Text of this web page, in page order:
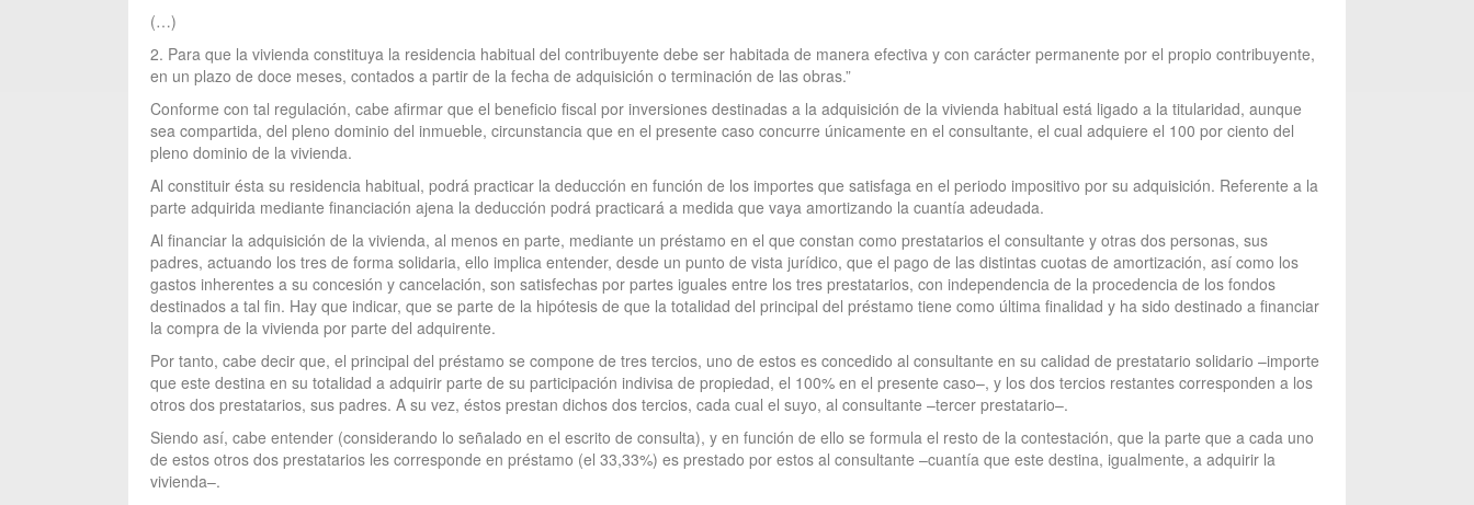
(…)
2. Para que la vivienda constituya la residencia habitual del contribuyente debe ser habitada de manera efectiva y con carácter permanente por el propio contribuyente,
en un plazo de doce meses, contados a partir de la fecha de adquisición o terminación de las obras.”
Conforme con tal regulación, cabe afirmar que el beneficio fiscal por inversiones destinadas a la adquisición de la vivienda habitual está ligado a la titularidad, aunque
sea compartida, del pleno dominio del inmueble, circunstancia que en el presente caso concurre únicamente en el consultante, el cual adquiere el 100 por ciento del
pleno dominio de la vivienda.
Al constituir ésta su residencia habitual, podrá practicar la deducción en función de los importes que satisfaga en el periodo impositivo por su adquisición. Referente a la
parte adquirida mediante financiación ajena la deducción podrá practicará a medida que vaya amortizando la cuantía adeudada.
Al financiar la adquisición de la vivienda, al menos en parte, mediante un préstamo en el que constan como prestatarios el consultante y otras dos personas, sus
padres, actuando los tres de forma solidaria, ello implica entender, desde un punto de vista jurídico, que el pago de las distintas cuotas de amortización, así como los
gastos inherentes a su concesión y cancelación, son satisfechas por partes iguales entre los tres prestatarios, con independencia de la procedencia de los fondos
destinados a tal fin. Hay que indicar, que se parte de la hipótesis de que la totalidad del principal del préstamo tiene como última finalidad y ha sido destinado a financiar
la compra de la vivienda por parte del adquirente.
Por tanto, cabe decir que, el principal del préstamo se compone de tres tercios, uno de estos es concedido al consultante en su calidad de prestatario solidario –importe
que este destina en su totalidad a adquirir parte de su participación indivisa de propiedad, el 100% en el presente caso–, y los dos tercios restantes corresponden a los
otros dos prestatarios, sus padres. A su vez, éstos prestan dichos dos tercios, cada cual el suyo, al consultante –tercer prestatario–.
Siendo así, cabe entender (considerando lo señalado en el escrito de consulta), y en función de ello se formula el resto de la contestación, que la parte que a cada uno
de estos otros dos prestatarios les corresponde en préstamo (el 33,33%) es prestado por estos al consultante –cuantía que este destina, igualmente, a adquirir la
vivienda–.